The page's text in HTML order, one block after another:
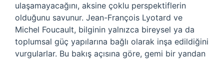
ulaşamayacağını, aksine çoklu perspektiflerin
olduğunu savunur. Jean-François Lyotard ve
Michel Foucault, bilginin yalnızca bireysel ya da
toplumsal güç yapılarına bağlı olarak inşa edildiğini
vurgularlar. Bu bakış açısına göre, gemi bir yandan